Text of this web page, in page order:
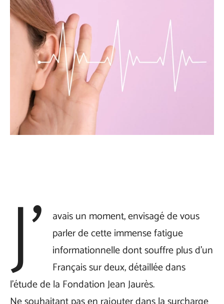
J’ avais un moment, envisagé de vous
parler de cette immense fatigue
informationnelle dont souffre plus d’un
Français sur deux, détaillée dans
l’étude de la Fondation Jean Jaurès.